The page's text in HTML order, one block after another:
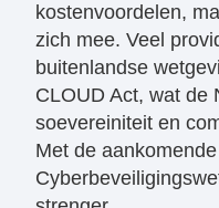
kostenvoordelen,
zich mee. Veel
buitenlandse
CLOUD Act, wat de
soevereiniteit en
Met de